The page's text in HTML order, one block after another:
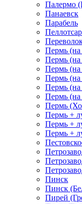
Палермо
Панаевск
Парабель
Пермь
Пермь
Пермь
Пермь
Пермь
Пермь
Пермь
Пермь +
Пермь +
Пермь +
Пинск
Пинск
Пирей